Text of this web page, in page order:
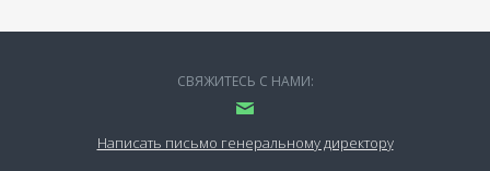
СВЯЖИТЕСЬ С НАМИ:
Написать письмо генеральному директору